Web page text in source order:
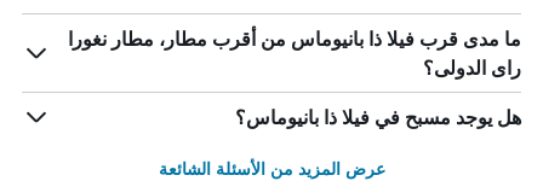
ما مدى قرب فيلا ذا بانيوماس من أقرب مطار، مطار نغورا
راى الدولى؟
هل يوجد مسبح في فيلا ذا بانيوماس؟
عرض المزيد من الأسئلة الشائعة